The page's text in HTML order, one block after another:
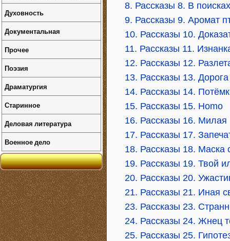
8. Рассказы 8. В
9. Рассказы 9. Аромат
10. Рассказы 10.
11. Рассказы 11.
12. Рассказы 12.
13. Рассказы 13.
14. Рассказы 14.
15. Рассказы 15. Homo
16. Рассказы 16. Милая
17. Рассказы 17.
18. Рассказы 18. Маска
19. Рассказы 19. Твой
20. Рассказы 20.
21. Рассказы 21. Иная
23. Рассказы 23.
24. Рассказы 24. Жнец
25. Рассказы 25.
Духовность
Документальная
Прочее
Поэзия
Драматургия
Старинное
Деловая литература
Военное дело